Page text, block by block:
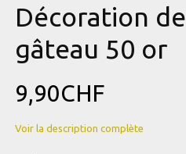
Décoration de
gâteau 50 or
9,90CHF
Voir la description complète